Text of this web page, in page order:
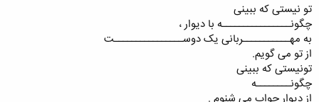
تو نیستی که ببینی
چگونــــــــــــــــه با دیوار ،
به مهـــــــــــربانی یک دوســــــــــــــــت
از تو می گویم.
تونیستی که ببینی
چگونــــــــه